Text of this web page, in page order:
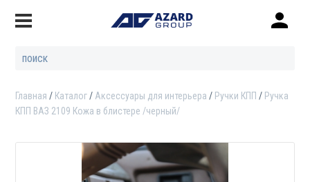
Главная Каталог Аксессуары для интерьера Ручки КПП
Ручка
КПП ВАЗ 2109 Кожа в блистере /черный/